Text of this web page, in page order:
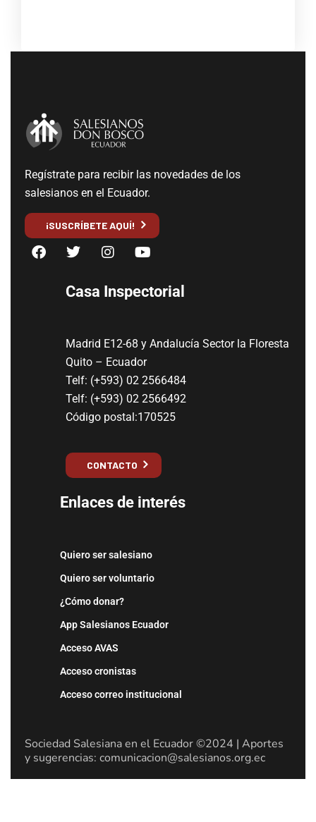
Regístrate para recibir las novedades de los
salesianos en el Ecuador.
¡SUSCRÍBETE AQUÍ!
Casa Inspectorial
Madrid E12-68 y Andalucía Sector la Floresta
Quito – Ecuador
Telf: (+593) 02 2566484
Telf: (+593) 02 2566492
Código postal:170525
CONTACTO
Enlaces de interés
Quiero ser salesiano
Quiero ser voluntario
¿Cómo donar?
App Salesianos Ecuador
Acceso AVAS
Acceso cronistas
Acceso correo institucional
Sociedad Salesiana en el Ecuador ©2024 | Aportes
y sugerencias: comunicacion@salesianos.org.ec